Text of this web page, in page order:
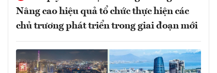
Nâng cao hiệu quả tổ chức thực hiện các
chủ trương phát triển trong giai đoạn mới